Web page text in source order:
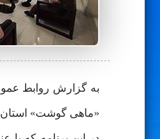
«ماهی گوشت» استان